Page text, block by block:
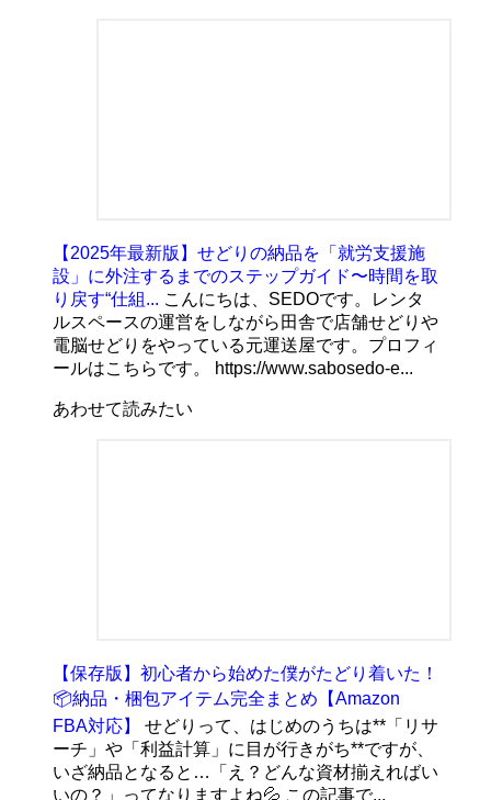
【2025年最新版】せどりの納品を「就労支援施
設」に外注するまでのステップガイド〜時間を取
り戻す“仕組... こんにちは、SEDOです。レンタ
ルスペースの運営をしながら田舎で店舗せどりや
電脳せどりをやっている元運送屋です。プロフィ
ールはこちらです。 https://www.sabosedo-e...
あわせて読みたい
【保存版】初心者から始めた僕がたどり着いた！
📦納品・梱包アイテム完全まとめ【Amazon
FBA対応】
せどりって、はじめのうちは**「リサ
ーチ」や「利益計算」に目が行きがち**ですが、
いざ納品となると…「え？どんな資材揃えればい
いの？」ってなりますよね💦 この記事で...